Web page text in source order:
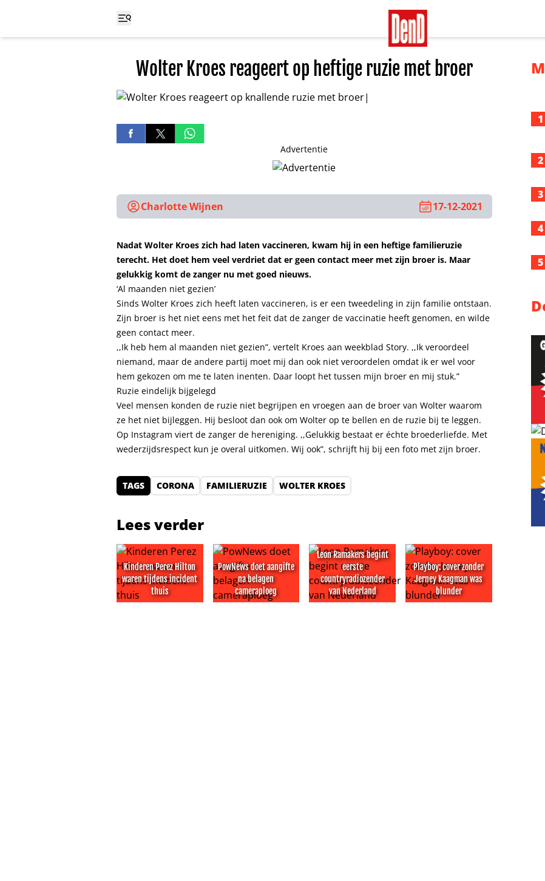
Wolter Kroes reageert op heftige ruzie met broer
Advertentie
Charlotte Wijnen 17-12-2021
Nadat Wolter Kroes zich had laten vaccineren, kwam hij in een heftige familieruzie
terecht. Het doet hem veel verdriet dat er geen contact meer met zijn broer is. Maar
gelukkig komt de zanger nu met goed nieuws.
‘Al maanden niet gezien’
Sinds Wolter Kroes zich heeft laten vaccineren, is er een tweedeling in zijn familie ontstaan.
Zijn broer is het niet eens met het feit dat de zanger de vaccinatie heeft genomen, en wilde
geen contact meer.
,,Ik heb hem al maanden niet gezien”, vertelt Kroes aan weekblad Story. ,,Ik veroordeel
niemand, maar de andere partij moet mij dan ook niet veroordelen omdat ik er wel voor
hem gekozen om me te laten inenten. Daar loopt het tussen mijn broer en mij stuk.”
Ruzie eindelijk bijgelegd
Veel mensen konden de ruzie niet begrijpen en vroegen aan de broer van Wolter waarom
ze het niet bijleggen. Hij besloot dan ook om Wolter op te bellen en de ruzie bij te leggen.
Op Instagram viert de zanger de hereniging. ,,Gelukkig bestaat er échte broederliefde. Met
wederzijdsrespect kun je overal uitkomen. Wij ook”, schrijft hij bij een foto met zijn broer.
TAGS CORONA FAMILIERUZIE WOLTER KROES
Lees verder
Kinderen Perez Hilton
waren tijdens incident
thuis
PowNews doet aangifte
na belagen
cameraploeg
Leon Ramakers begint
eerste
countryradiozender
van Nederland
Leon Ramakers begint eerste countryradiozender
Playboy: cover zonder
Jerney Kaagman was
blunder
Playboy: cover zonder
1
2
3
4
5